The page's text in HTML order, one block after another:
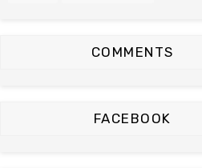
COMMENTS
FACEBOOK